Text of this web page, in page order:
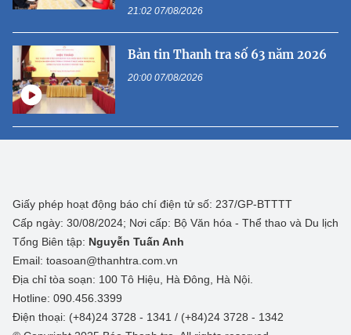
21:02 07/08/2026
Bản tin Thanh tra số 63 năm 2026
20:00 07/08/2026
Giấy phép hoạt động báo chí điện tử số: 237/GP-BTTTT
Cấp ngày: 30/08/2024; Nơi cấp: Bộ Văn hóa - Thể thao và Du lịch
Tổng Biên tập: Nguyễn Tuấn Anh
Email: toasoan@thanhtra.com.vn
Địa chỉ tòa soạn: 100 Tô Hiệu, Hà Đông, Hà Nội.
Hotline: 090.456.3399
Điện thoại: (+84)24 3728 - 1341 / (+84)24 3728 - 1342